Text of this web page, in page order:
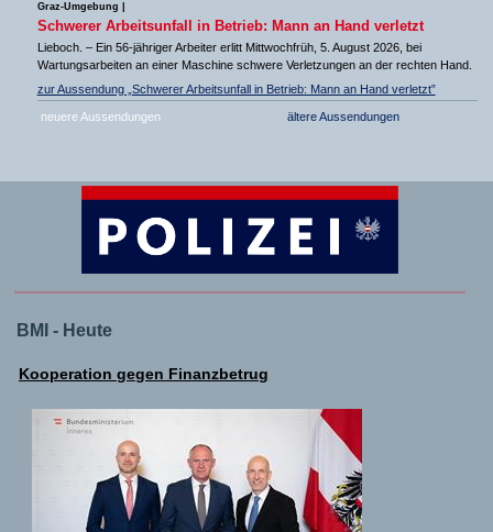
Graz-Umgebung |
Schwerer Arbeitsunfall in Betrieb: Mann an Hand verletzt
Lieboch. – Ein 56-jähriger Arbeiter erlitt Mittwochfrüh, 5. August 2026, bei
Wartungsarbeiten an einer Maschine schwere Verletzungen an der rechten Hand.
zur Aussendung „Schwerer Arbeitsunfall in Betrieb: Mann an Hand verletzt”
neuere Aussendungen ältere Aussendungen
BMI - Heute
Kooperation gegen Finanzbetrug